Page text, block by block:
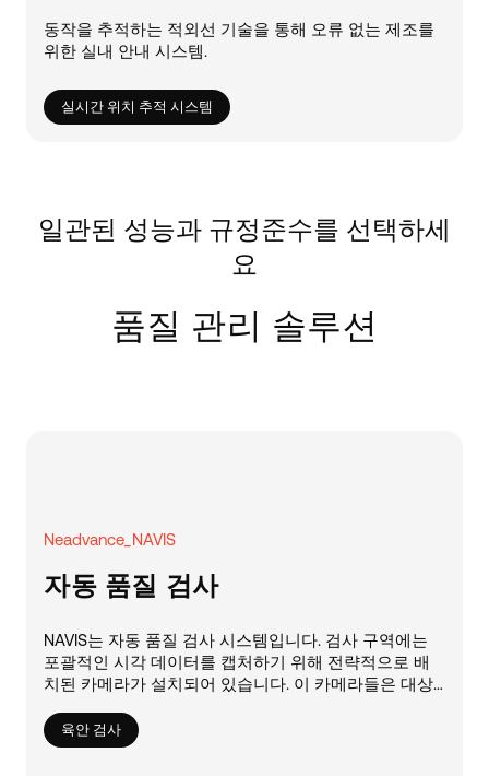
동작을 추적하는 적외선 기술을 통해 오류 없는 제조를
위한 실내 안내 시스템.
실시간 위치 추적 시스템
일관된 성능과 규정준수를 선택하세
요
품질 관리 솔루션
Neadvance_NAVIS
자동 품질 검사
NAVIS는 자동 품질 검사 시스템입니다. 검사 구역에는
포괄적인 시각 데이터를 캡처하기 위해 전략적으로 배
치된 카메라가 설치되어 있습니다. 이 카메라들은 대상
보장합니다.
육안 검사